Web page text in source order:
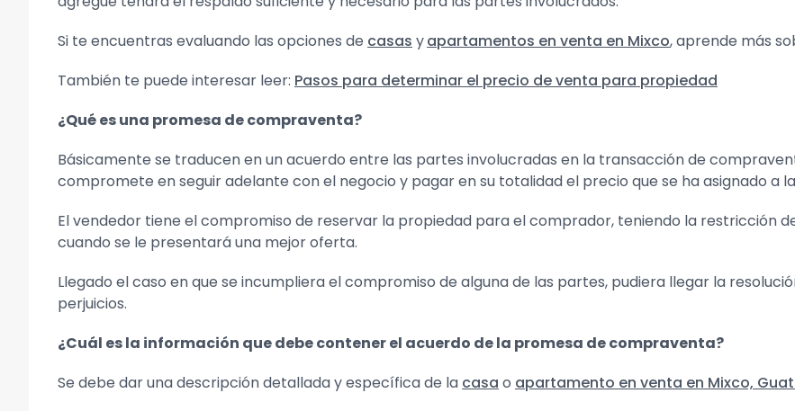
Si te encuentras evaluando las opciones de casas yapartamentos en venta en Mixco, aprende más
También te puede interesar leer: Pasos para determinar el precio de venta para propiedad
¿Qué es una promesa de compraventa?
Básicamente se traducen en un acuerdo entre las partes involucradas en la transacción de
compromete en seguir adelante con el negocio y pagar en su totalidad el precio que se ha asignado a
El vendedor tiene el compromiso de reservar la propiedad para el comprador, teniendo la restricción
cuando se le presentará una mejor oferta.
Llegado el caso en que se incumpliera el compromiso de alguna de las partes, pudiera llegar la
perjuicios.
¿Cuál es la información que debe contener el acuerdo de la promesa de compraventa?
Se debe dar una descripción detallada y específica de la casa o apartamento en venta en Mixco,